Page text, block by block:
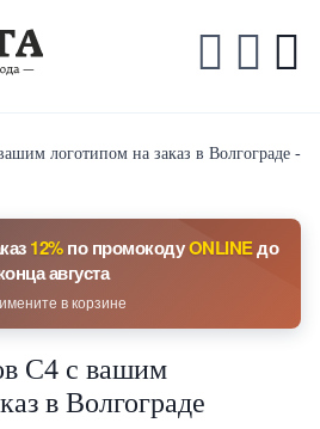
логотипом на заказ в Волгограде -
12%по промокодуONLINEдо
августа
в корзине
С4 с вашим
в Волгограде